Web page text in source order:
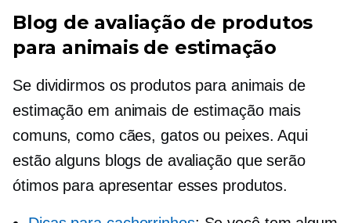
Blog de avaliação de produtos
para animais de estimação
Se dividirmos os produtos para animais de
estimação em animais de estimação mais
comuns, como cães, gatos ou peixes. Aqui
estão alguns blogs de avaliação que serão
ótimos para apresentar esses produtos.